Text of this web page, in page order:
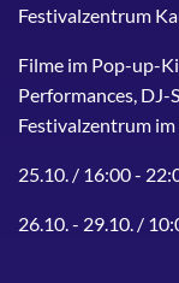
Festivalzentrum
Filme im Pop-up-
Performances, DJ-
Festivalzentrum
25.10. / 16:00 -
26.10. - 29.10. /